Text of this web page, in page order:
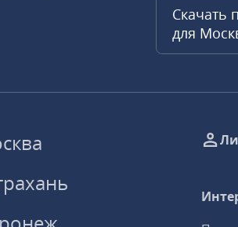
Скачать
для